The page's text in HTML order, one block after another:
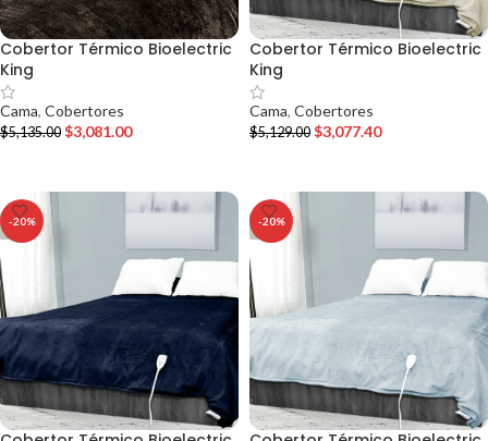
Cobertor Térmico Bioelectric
King
Cama, Cobertores
$5,135.00 $3,081.00
Cobertor Térmico Bioelectric
King
Cama, Cobertores
$5,129.00 $3,077.40
-20% -20%